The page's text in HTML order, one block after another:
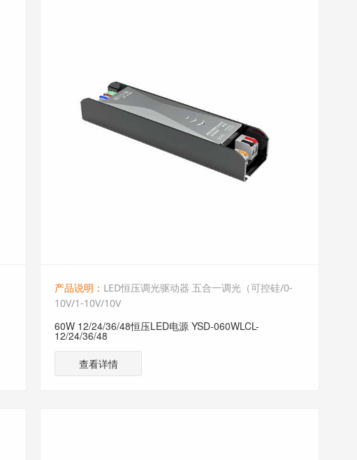
产品说明： LED恒压调光驱动器 五合一调光（可控硅/0-
10V/1-10V/10V
60W 12/24/36/48恒压LED电源 YSD-060WLCL-
12/24/36/48
查看详情